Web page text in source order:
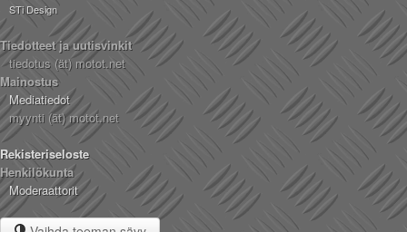
STi Design
Tiedotteet ja uutisvinkit
tiedotus (ät) motot.net
Mainostus
Mediatiedot
myynti (ät) motot.net
Rekisteriseloste
Henkilökunta
Moderaattorit